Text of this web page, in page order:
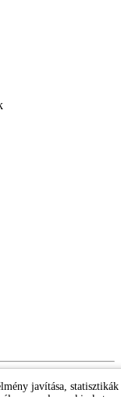
javítása, statisztikák